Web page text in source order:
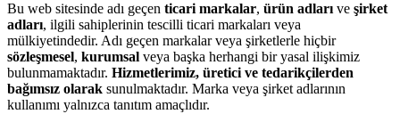
Bu web sitesinde adı geçen ticari markalar, ürün adları ve şirket
adları, ilgili sahiplerinin tescilli ticari markaları veya
mülkiyetindedir. Adı geçen markalar veya şirketlerle hiçbir
sözleşmesel, kurumsal veya başka herhangi bir yasal ilişkimiz
bulunmamaktadır. Hizmetlerimiz, üretici ve tedarikçilerden
bağımsız olarak sunulmaktadır. Marka veya şirket adlarının
kullanımı yalnızca tanıtım amaçlıdır.